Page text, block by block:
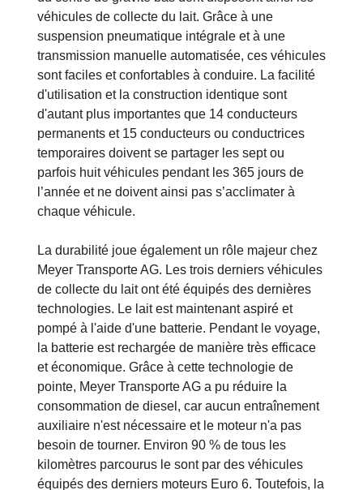
véhicules de collecte du lait. Grâce à une
suspension pneumatique intégrale et à une
transmission manuelle automatisée, ces véhicules
sont faciles et confortables à conduire. La facilité
d'utilisation et la construction identique sont
d'autant plus importantes que 14 conducteurs
permanents et 15 conducteurs ou conductrices
temporaires doivent se partager les sept ou
parfois huit véhicules pendant les 365 jours de
l’année et ne doivent ainsi pas s’acclimater à
chaque véhicule.
La durabilité joue également un rôle majeur chez
Meyer Transporte AG. Les trois derniers véhicules
de collecte du lait ont été équipés des dernières
technologies. Le lait est maintenant aspiré et
pompé à l'aide d'une batterie. Pendant le voyage,
la batterie est rechargée de manière très efficace
et économique. Grâce à cette technologie de
pointe, Meyer Transporte AG a pu réduire la
consommation de diesel, car aucun entraînement
auxiliaire n'est nécessaire et le moteur n'a pas
besoin de tourner. Environ 90 % de tous les
kilomètres parcourus le sont par des véhicules
équipés des derniers moteurs Euro 6. Toutefois, la